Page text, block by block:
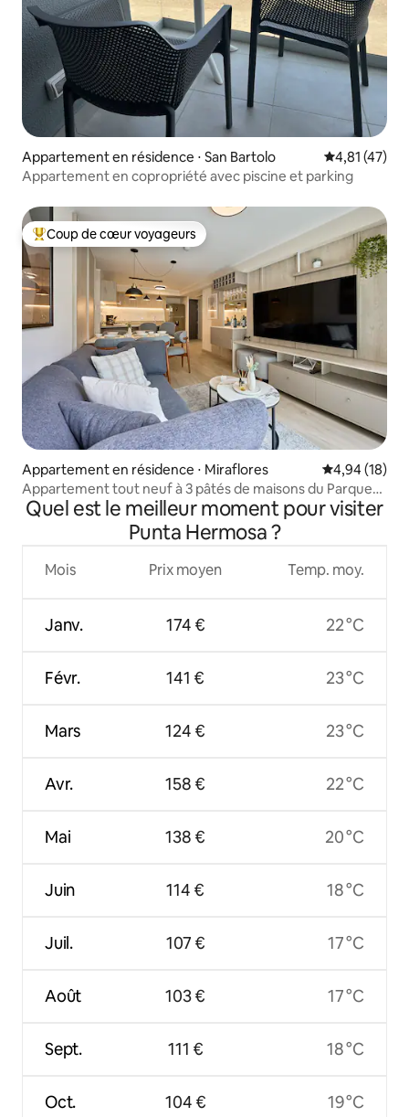
Appartement en résidence ⋅ San Bartolo Évaluation
4,81 (47)
Appartement en copropriété avec piscine et parking
Coups de cœur voyageurs les plus appréciés
Coup de cœur voyageurs
Appartement en résidence ⋅ Miraflores Évaluation
4,94 (18)
Appartement tout neuf à 3 pâtés de maisons du Parque
Kennedy
Quel est le meilleur moment pour visiter
Punta Hermosa ?
Mois
Janv.
Févr.
Mars
Avr.
Mai
Juin
Juil.
Août
Sept.
Oct.
Prix moyen
174 €
141 €
124 €
158 €
138 €
114 €
107 €
103 €
111 €
104 €
Temp. moy.
22 °C
23 °C
23 °C
22 °C
20 °C
18 °C
17 °C
17 °C
18 °C
19 °C